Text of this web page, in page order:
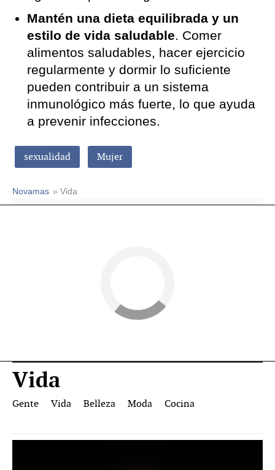
Mantén una dieta equilibrada y un
estilo de vida saludable. Comer
alimentos saludables, hacer ejercicio
regularmente y dormir lo suficiente
pueden contribuir a un sistema
inmunológico más fuerte, lo que ayuda
a prevenir infecciones.
sexualidad Mujer
Novamas » Vida
Vida
Gente Vida Belleza Moda Cocina